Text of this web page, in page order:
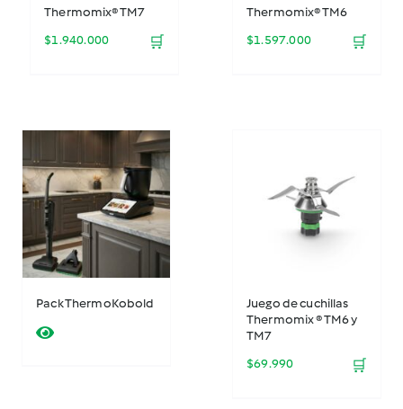
Thermomix® TM7
$1.940.000 🛒
Thermomix® TM6
$1.597.000 🛒
Pack ThermoKobold
Juego de cuchillas
Thermomix ® TM6 y
TM7
$69.990 🛒